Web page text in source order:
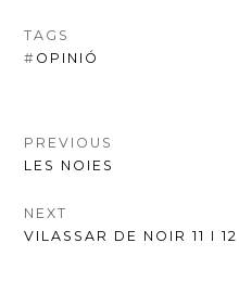
TAGS
# OPINIÓ
NAVEGACIÓ
D'ENTRADES
PREVIOUS
PREVIOUS
LES NOIES
NEXT
NEXT
VILASSAR DE NOIR 11 I